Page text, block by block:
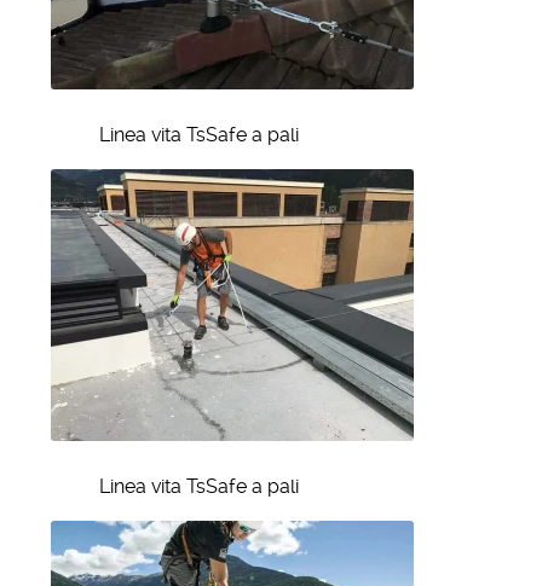
Linea vita TsSafe a pali
Linea vita TsSafe a pali